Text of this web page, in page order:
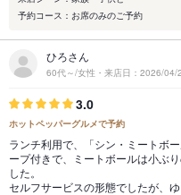
予約コース：お席のみのご予約
ひろさん
60代～/女性・来店日：2026/04/
3.0
ホットペッパーグルメで予約
ランチ利用で、「シン・ミートボ
ープ付きで、ミートボールは小ぶ
した。
セルフサービスの形態でしたが、